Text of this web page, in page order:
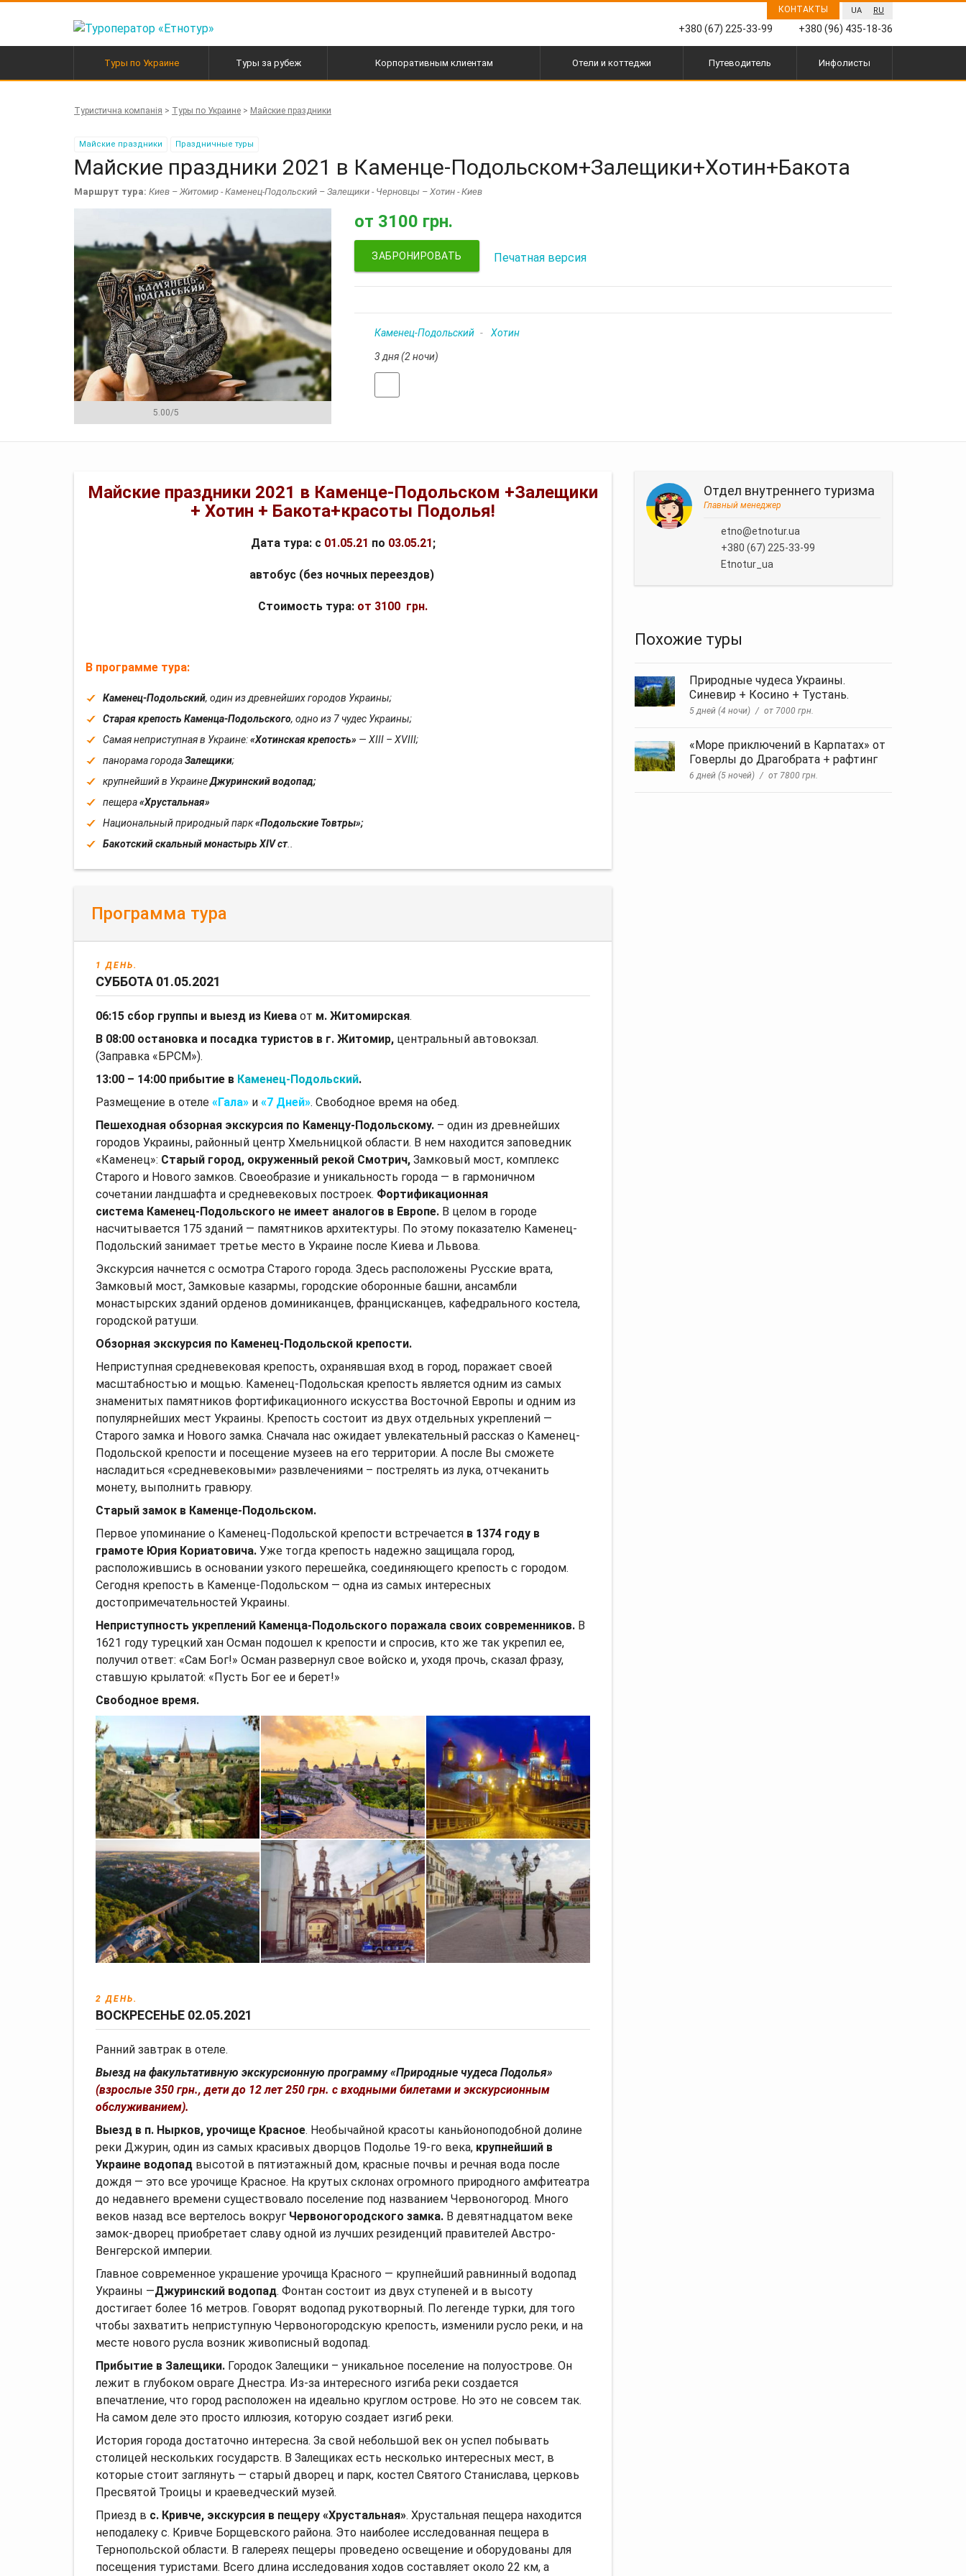
UA RU
КОНТАКТЫ
+380 (67) 225-33-99 +380 (96) 435-18-36
Туры по Украине
Экскурсионные туры
Туры за рубеж Корпоративным клиентам Отели и коттеджи Путеводитель Инфолисты
Туристична компанія > Туры по Украине > Майские праздники
Майские праздники Праздничные туры
Майские праздники 2021 в Каменце-Подольском+Залещики+Хотин+Бакота
Маршрут тура: Киев – Житомир - Каменец-Подольский – Залещики - Черновцы – Хотин - Киев
5.00/5
от 3100 грн.
ЗАБРОНИРОВАТЬ Печатная версия
Каменец-Подольский Хотин
3 дня (2 ночи)
Майские праздники 2021 в Каменце-Подольском +Залещики
+ Хотин + Бакота+красоты Подолья!
Дата тура: с 01.05.21 по 03.05.21 ;
автобус (без ночных переездов)
Стоимость тура: от 3100 грн.
В программе тура:
Каменец-Подольский, один из древнейших городов Украины;
Старая крепость Каменца-Подольского, одно из 7 чудес Украины;
Самая неприступная в Украине:«Хотинская крепость» — ХІІІ – XVIII;
панорама городаЗалещики;
крупнейший в УкраинеДжуринский водопад;
пещера«Хрустальная»
Национальный природный парк«Подольские Товтры»;
Бакотский скальный монастырь ΧIV ст..
Программа тура
1 ДЕНЬ.
СУББОТА 01.05.2021
06:15 сбор группы и выезд из Киева от м. Житомирская.
В 08:00 остановка и посадка туристов в г. Житомир, центральный автовокзал.
(Заправка «БРСМ»).
13:00 – 14:00 прибытие в Каменец-Подольский.
Размещение в отеле «Гала» и «7 Дней». Свободное время на обед.
Пешеходная обзорная экскурсия по Каменцу-Подольскому. – один из древнейших
городов Украины, районный центр Хмельницкой области. В нем находится заповедник
«Каменец»: Старый город, окруженный рекой Смотрич, Замковый мост, комплекс
Старого и Нового замков. Своеобразие и уникальность города — в гармоничном
сочетании ландшафта и средневековых построек. Фортификационная
система Каменец-Подольского не имеет аналогов в Европе. В целом в городе
насчитывается 175 зданий — памятников архитектуры. По этому показателю Каменец-
Подольский занимает третье место в Украине после Киева и Львова.
Экскурсия начнется с осмотра Старого города. Здесь расположены Русские врата,
Замковый мост, Замковые казармы, городские оборонные башни, ансамбли
монастырских зданий орденов доминиканцев, францисканцев, кафедрального костела,
городской ратуши.
Обзорная экскурсия по Каменец-Подольской крепости.
Неприступная средневековая крепость, охранявшая вход в город, поражает своей
масштабностью и мощью. Каменец-Подольская крепость является одним из самых
знаменитых памятников фортификационного искусства Восточной Европы и одним из
популярнейших мест Украины. Крепость состоит из двух отдельных укреплений —
Старого замка и Нового замка. Сначала нас ожидает увлекательный рассказ о Каменец-
Подольской крепости и посещение музеев на его территории. А после Вы сможете
насладиться «средневековыми» развлечениями – пострелять из лука, отчеканить
монету, выполнить гравюру.
Старый замок в Каменце-Подольском.
Первое упоминание о Каменец-Подольской крепости встречается в 1374 году в
грамоте Юрия Кориатовича. Уже тогда крепость надежно защищала город,
расположившись в основании узкого перешейка, соединяющего крепость с городом.
Сегодня крепость в Каменце-Подольском — одна из самых интересных
достопримечательностей Украины.
Неприступность укреплений Каменца-Подольского поражала своих современников. В
1621 году турецкий хан Осман подошел к крепости и спросив, кто же так укрепил ее,
получил ответ: «Сам Бог!» Осман развернул свое войско и, уходя прочь, сказал фразу,
ставшую крылатой: «Пусть Бог ее и берет!»
Свободное время.
2 ДЕНЬ.
ВОСКРЕСЕНЬЕ 02.05.2021
Ранний завтрак в отеле.
Выезд на факультативную экскурсионную программу «Природные чудеса Подолья»
(взрослые 350 грн., дети до 12 лет 250 грн. с входными билетами и экскурсионным
обслуживанием).
Выезд в п. Нырков, урочище Красное. Необычайной красоты каньйоноподобной долине
реки Джурин, один из самых красивых дворцов Подолье 19-го века, крупнейший в
Украине водопад высотой в пятиэтажный дом, красные почвы и речная вода после
дождя — это все урочище Красное. На крутых склонах огромного природного амфитеатра
до недавнего времени существовало поселение под названием Червоногород. Много
веков назад все вертелось вокруг Червоногородского замка. В девятнадцатом веке
замок-дворец приобретает славу одной из лучших резиденций правителей Австро-
Венгерской империи.
Главное современное украшение урочища Красного — крупнейший равнинный водопад
Украины —Джуринский водопад. Фонтан состоит из двух ступеней и в высоту
достигает более 16 метров. Говорят водопад рукотворный. По легенде турки, для того
чтобы захватить неприступную Червоногородскую крепость, изменили русло реки, и на
месте нового русла возник живописный водопад.
Прибытие в Залещики. Городок Залещики – уникальное поселение на полуострове. Он
лежит в глубоком овраге Днестра. Из-за интересного изгиба реки создается
впечатление, что город расположен на идеально круглом острове. Но это не совсем так.
На самом деле это просто иллюзия, которую создает изгиб реки.
История города достаточно интересна. За свой небольшой век он успел побывать
столицей нескольких государств. В Залещиках есть несколько интересных мест, в
которые стоит заглянуть — старый дворец и парк, костел Святого Станислава, церковь
Пресвятой Троицы и краеведческий музей.
Приезд в с. Кривче, экскурсия в пещеру «Хрустальная». Хрустальная пещера находится
неподалеку с. Кривче Борщевского района. Это наиболее исследованная пещера в
Тернопольской области. В галереях пещеры проведено освещение и оборудованы для
посещения туристами. Всего длина исследования ходов составляет около 22 км, а
Отдел внутреннего туризма
Главный менеджер
etno@etnotur.ua
+380 (67) 225-33-99
Etnotur_ua
Похожие туры
Природные чудеса Украины.
Синевир + Косино + Тустань.
5 дней (4 ночи) от 7000 грн.
«Море приключений в Карпатах» от
Говерлы до Драгобрата + рафтинг
6 дней (5 ночей) от 7800 грн.